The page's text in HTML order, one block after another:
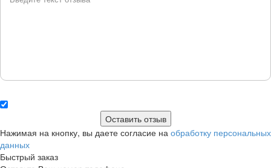
Нажимая на кнопку, вы даете согласие на обработку персональных
данных
Быстрый заказ